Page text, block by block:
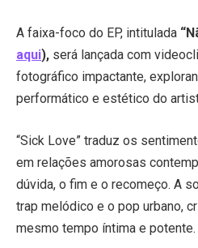
A faixa-foco do EP, intitulada
aqui), será lançada com
fotográfico impactante,
performático e estético do
“Sick Love” traduz os
em relações amorosas
dúvida, o fim e o recomeço. A
trap melódico e o pop urbano,
mesmo tempo íntima e potente.